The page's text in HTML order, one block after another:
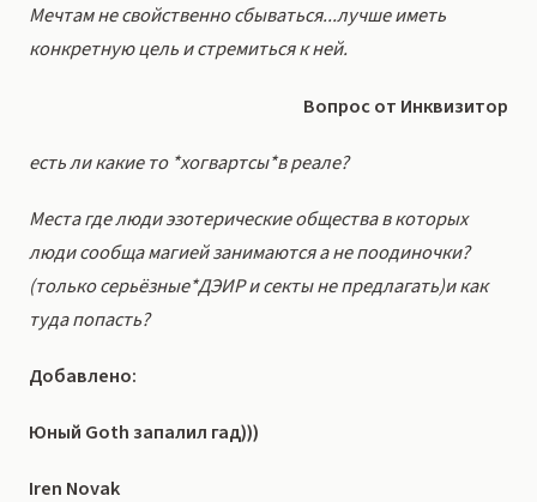
Мечтам не свойственно сбываться...лучше иметь
конкретную цель и стремиться к ней.
Вопрос от Инквизитор
есть ли какие то *хогвартсы*в реале?
Места где люди эзотерические общества в которых
люди сообща магией занимаются а не поодиночки?
(только серьёзные*ДЭИР и секты не предлагать)и как
туда попасть?
Добавлено:
Юный Goth запалил гад)))
Iren Novak